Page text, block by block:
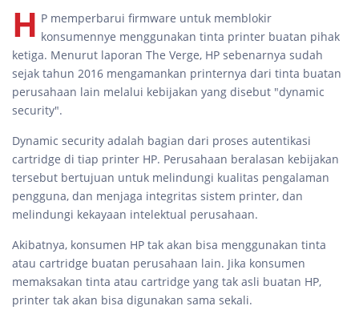
H P memperbarui firmware untuk memblokir
konsumennye menggunakan tinta printer buatan pihak
ketiga. Menurut laporan The Verge, HP sebenarnya sudah
sejak tahun 2016 mengamankan printernya dari tinta buatan
perusahaan lain melalui kebijakan yang disebut "dynamic
security".
Dynamic security adalah bagian dari proses autentikasi
cartridge di tiap printer HP. Perusahaan beralasan kebijakan
tersebut bertujuan untuk melindungi kualitas pengalaman
pengguna, dan menjaga integritas sistem printer, dan
melindungi kekayaan intelektual perusahaan.
Akibatnya, konsumen HP tak akan bisa menggunakan tinta
atau cartridge buatan perusahaan lain. Jika konsumen
memaksakan tinta atau cartridge yang tak asli buatan HP,
printer tak akan bisa digunakan sama sekali.